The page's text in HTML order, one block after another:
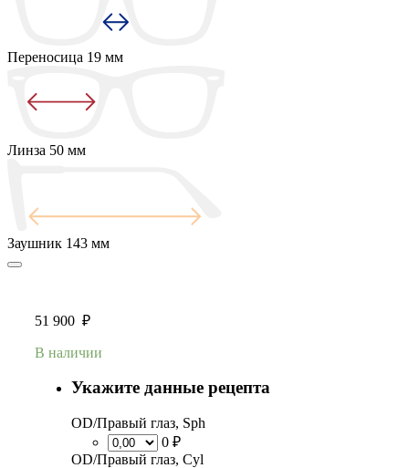
Переносица 19 мм
Линза 50 мм
Заушник 143 мм
51 900 ₽
В наличии
Укажите данные рецепта
OD/Правый глаз, Sph
0 ₽
OD/Правый глаз, Cyl